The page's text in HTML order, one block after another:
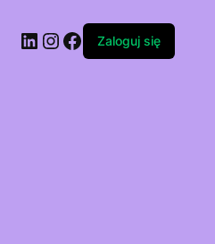
LinkedIn
Instagram
Facebook
Zaloguj się